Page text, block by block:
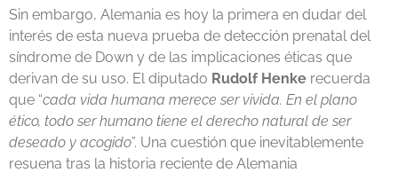
Sin embargo, Alemania es hoy la primera en dudar del
interés de esta nueva prueba de detección prenatal del
síndrome de Down y de las implicaciones éticas que
derivan de su uso. El diputado Rudolf Henke recuerda
que “cada vida humana merece ser vivida. En el plano
ético, todo ser humano tiene el derecho natural de ser
deseado y acogido”. Una cuestión que inevitablemente
resuena tras la historia reciente de Alemania